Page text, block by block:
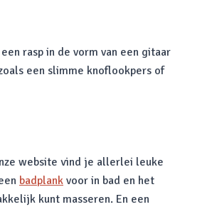
rasp in de vorm van een gitaar
een slimme knoflookpers of
website vind je allerlei leuke
badplank voor in bad en het
kunt masseren. En een